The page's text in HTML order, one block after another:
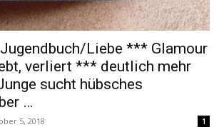
Liebe *** Glamour
verliert *** deutlich mehr
sucht hübsches
…
5, 2018 1